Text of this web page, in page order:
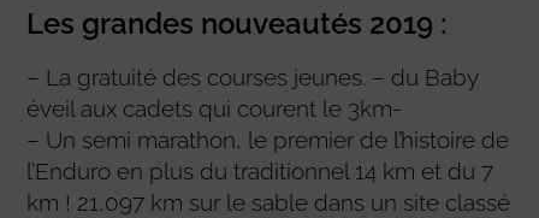
Les grandes nouveautés 2019 :
– La gratuité des courses jeunes. – du Baby
éveil aux cadets qui courent le 3km-
– Un semi marathon, le premier de l’histoire de
l’Enduro en plus du traditionnel 14 km et du 7
km ! 21,097 km sur le sable dans un site classé